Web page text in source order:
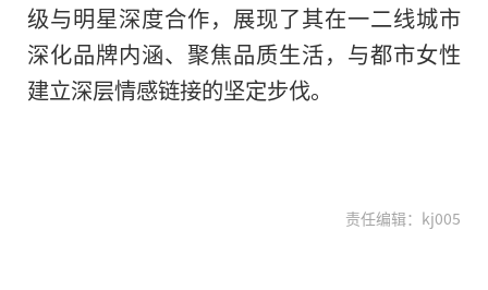
级与明星深度合作，展现了其在一二线城市
深化品牌内涵、聚焦品质生活，与都市女性
建立深层情感链接的坚定步伐。
责任编辑：kj005